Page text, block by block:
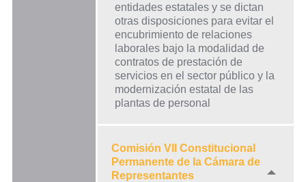
entidades estatales y se dictan
otras disposiciones para evitar el
encubrimiento de relaciones
laborales bajo la modalidad de
contratos de prestación de
servicios en el sector público y la
modernización estatal de las
plantas de personal
Comisión VII Constitucional
Permanente de la Cámara de
Representantes